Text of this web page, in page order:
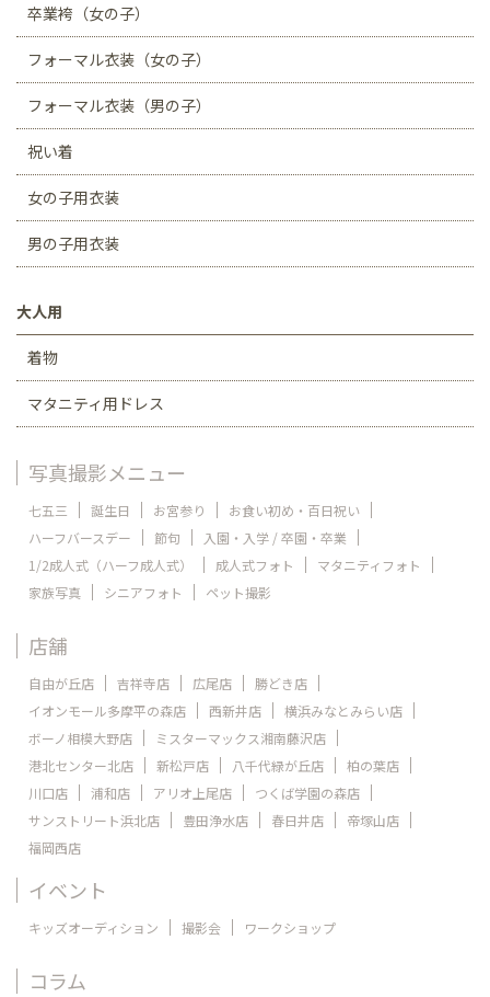
卒業袴（女の子）
フォーマル衣装（女の子）
フォーマル衣装（男の子）
祝い着
女の子用衣装
男の子用衣装
大人用
着物
マタニティ用ドレス
写真撮影メニュー
七五三 誕生日 お宮参り
お食い初め・百日祝い
ハーフバースデー
節句
入園・入学 / 卒園・卒業
1/2成人式（ハーフ成人式）
成人式フォト
マタニティフォト
家族写真
シニアフォト ペット撮影
店舗
自由が丘店 吉祥寺店 広尾店
勝どき店
イオンモール多摩平の森店
西新井店
横浜みなとみらい店
ボーノ相模大野店
ミスターマックス湘南藤沢店
港北センター北店
新松戸店 八千代緑が丘店
柏の葉店
川口店
浦和店 アリオ上尾店
つくば学園の森店
サンストリート浜北店
豊田浄水店 春日井店
帝塚山店
福岡西店
イベント
キッズオーディション 撮影会 ワークショップ
コラム